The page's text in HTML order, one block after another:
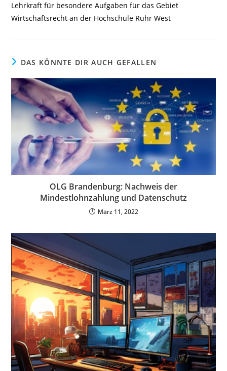
Lehrkraft für besondere Aufgaben für das Gebiet
Wirtschaftsrecht an der Hochschule Ruhr West
DAS KÖNNTE DIR AUCH GEFALLEN
OLG Brandenburg: Nachweis der
Mindestlohnzahlung und Datenschutz
März 11, 2022